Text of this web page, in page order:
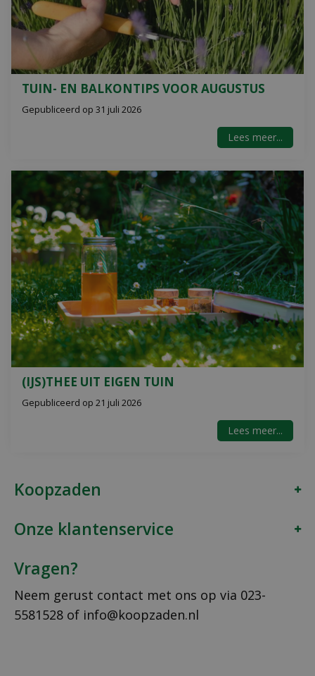
TUIN- EN BALKONTIPS VOOR AUGUSTUS
Gepubliceerd op 31 juli 2026
Lees meer...
(IJS)THEE UIT EIGEN TUIN
Gepubliceerd op 21 juli 2026
Lees meer...
Koopzaden
Onze klantenservice
Vragen?
Neem gerust contact met ons op via 023-
5581528 of info@koopzaden.nl